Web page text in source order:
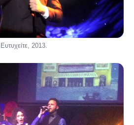
Ευτυχείτε, 2013.